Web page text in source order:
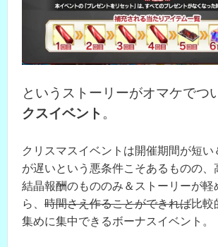
というストーリーがオマケでつ
クスイベント 。
クリスマスイベントは開催期間が短い
が遅いという悪条件こそあるものの、
結晶報酬のもののみ＆ストーリーが軽
ら、 時間さえ作ることができれば比較
集めに集中できるボーナスイベント。